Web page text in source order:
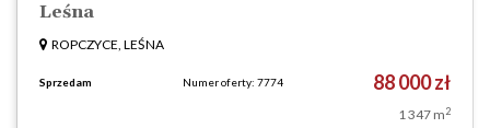
Leśna
ROPCZYCE, LEŚNA
Sprzedam Numer oferty: 7774 88 000 zł
1 347 m2